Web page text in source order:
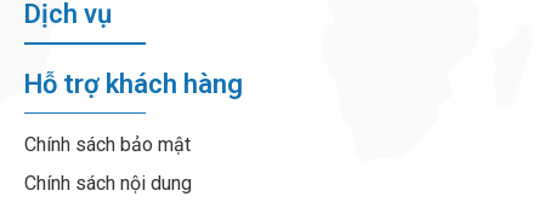
Dịch vụ
Hỗ trợ khách hàng
Chính sách bảo mật
Chính sách nội dung